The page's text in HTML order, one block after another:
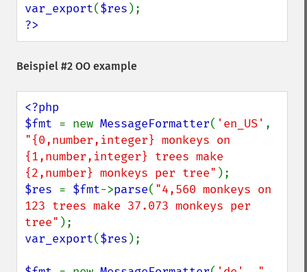
var_export($res
?>
Beispiel #2 OO example
<?php
$fmt = new MessageFormatter( 'en_US'
"{0,number,integer} monkeys on
{1,number,integer} trees make
{2,number} monkeys per tree"
$res = $fmt->parse( "4,560 monkeys on
123 trees make 37.073 monkeys per
tree"
var_export($res );